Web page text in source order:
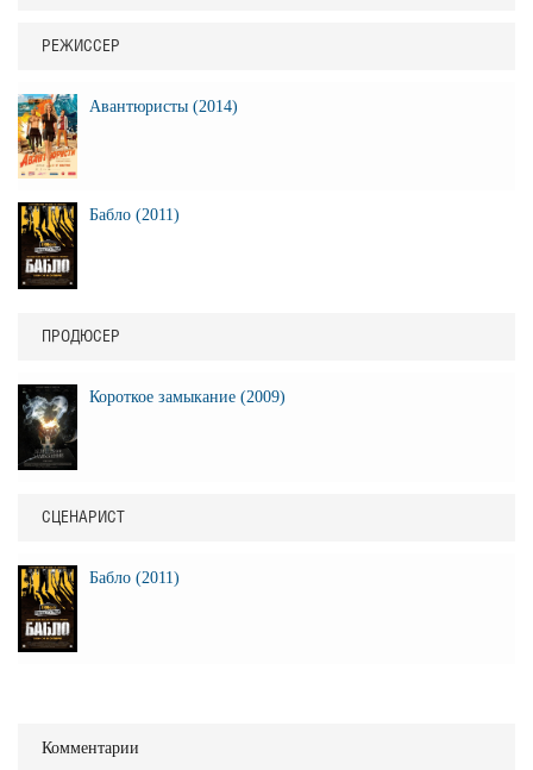
РЕЖИССЕР
Авантюристы (2014)
Бабло (2011)
ПРОДЮСЕР
Короткое замыкание (2009)
СЦЕНАРИСТ
Бабло (2011)
Комментарии